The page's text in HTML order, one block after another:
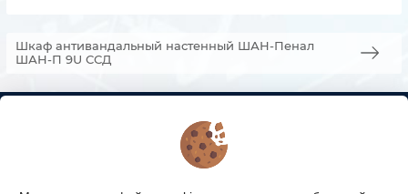
Шкаф антивандальный настенный ШАН-Пенал
ШАН-П 9U ССД